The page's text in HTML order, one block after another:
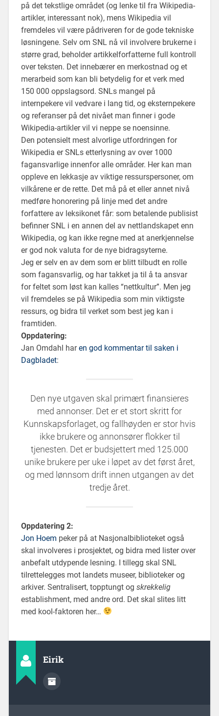
på det tekstlige området (og lenke til fra Wikipedia-
artikler, interessant nok), mens Wikipedia vil
fremdeles vil være pådriveren for de gode tekniske
løsningene. Selv om SNL nå vil involvere brukerne i
større grad, beholder artikkelforfatterne full kontroll
over teksten. Det innebærer en merkostnad og et
merarbeid som kan bli betydelig for et verk med
150 000 oppslagsord. SNLs mangel på
internpekere vil vedvare i lang tid, og eksternpekere
og referanser på det nivået man finner i gode
Wikipedia-artikler vil vi neppe se noensinne.
Den potensielt mest alvorlige utfordringen for
Wikipedia er SNLs etterlysning av over 1000
fagansvarlige innenfor alle områder. Her kan man
oppleve en lekkasje av viktige ressurspersoner, om
vilkårene er de rette. Det må på et eller annet nivå
medføre honorering på linje med det andre
forfattere av leksikonet får: som betalende publisist
befinner SNL i en annen del av nettlandskapet enn
Wikipedia, og kan ikke regne med at anerkjennelse
er god nok valuta for de nye bidragsyterne.
Jeg er selv en av dem som er blitt tilbudt en rolle
som fagansvarlig, og har takket ja til å ta ansvar
for feltet som løst kan kalles “nettkultur”. Men jeg
vil fremdeles se på Wikipedia som min viktigste
ressurs, og bidra til verket som best jeg kan i
framtiden.
Oppdatering:
Jan Omdahl haren god kommentar til saken i
Dagbladet:
Den nye utgaven skal primært finansieres
med annonser. Det er et stort skritt for
Kunnskapsforlaget, og fallhøyden er stor hvis
ikke brukere og annonsører flokker til
tjenesten. Det er budsjettert med 125.000
unike brukere per uke i løpet av det først året,
og med lønnsom drift innen utgangen av det
tredje året.
Oppdatering 2:
Jon Hoem peker på at Nasjonalbiblioteket også
skal involveres i prosjektet, og bidra med lister over
anbefalt utdypende lesning. I tillegg skal SNL
tilrettelegges mot landets museer, biblioteker og
arkiver. Sentralisert, topptungt og skrekkelig
establishment, med andre ord. Det skal slites litt
med kool-faktoren her…
Eirik